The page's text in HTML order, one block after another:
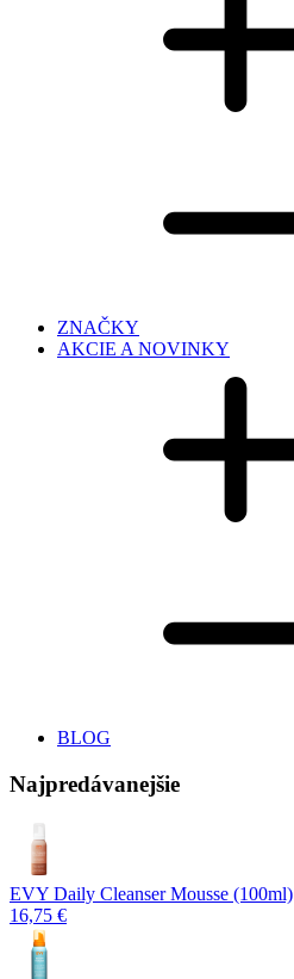
ZNAČKY
AKCIE A NOVINKY
BLOG
Najpredávanejšie
EVY Daily Cleanser Mousse (100ml)
16,75 €